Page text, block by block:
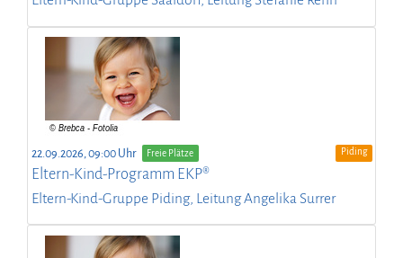
22.09.2026, 09:00 Uhr Freie Plätze Piding
Eltern-Kind-Programm EKP®
Eltern-Kind-Gruppe Piding, Leitung Angelika Surrer